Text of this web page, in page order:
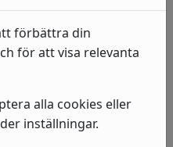
Sten, betong & trä
förbättra din
för att visa relevanta
alla cookies eller
inställningar.